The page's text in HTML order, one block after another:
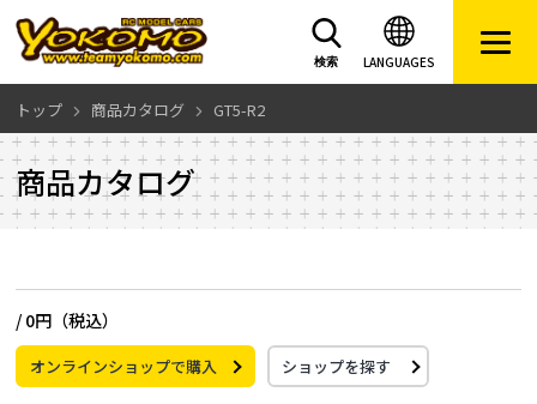
LANGUAGES
検索
トップ 商品カタログ GT5-R2
商品カタログ
/ 0円（税込）
オンラインショップで購入 ショップを探す